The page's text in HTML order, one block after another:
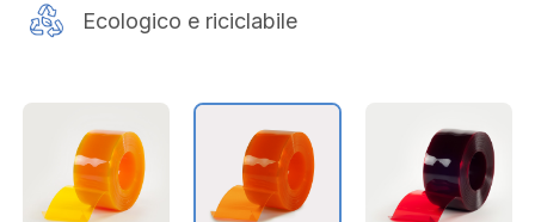
Ecologico e riciclabile